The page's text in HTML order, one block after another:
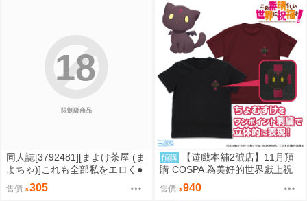
限制級商品
18
同人誌[3792481][まよけ茶屋 (ま
よちゃ)]これも全部私をエロく●
●したかほちゃんが悪いんだから
ね (其他)
售價 305
預購
【遊戲本舖2號店】11月預
購 COSPA 為美好的世界獻上祝
福！ 點仔 刺繡T恤 黑/紅 2款分售
0822
售價 940